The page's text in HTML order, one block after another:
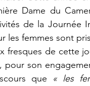
Dame du
de la Journée
les femmes sont
fresques de cette
pour son
que « les